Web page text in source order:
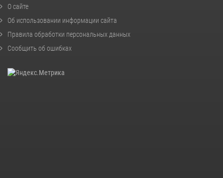
О сайте
Об использовании информации сайта
Правила обработки персональных данных
Сообщить об ошибках